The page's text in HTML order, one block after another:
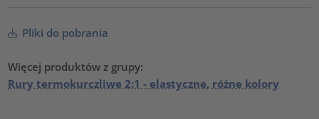
Pliki do pobrania
Więcej produktów z grupy:
Rury termokurczliwe 2:1 - elastyczne, różne kolory